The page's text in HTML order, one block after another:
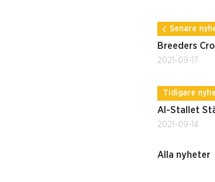
Senare
Breeders
2021-09-17
Tidigare
AI-Stallet
2021-09-14
Alla nyheter